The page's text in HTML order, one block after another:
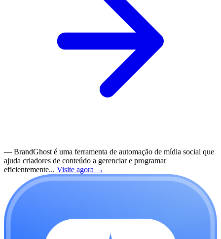
— BrandGhost é uma ferramenta de automação de mídia social que
ajuda criadores de conteúdo a gerenciar e programar
eficientemente... Visite agora →